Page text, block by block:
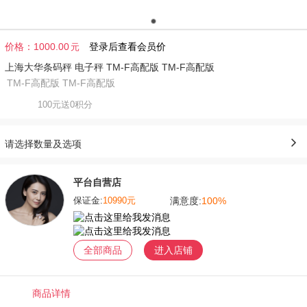
价格： 1000.00 元
登录后查看会员价
上海大华条码秤 电子秤 TM-F高配版 TM-F高配版
TM-F高配版 TM-F高配版
100元送0积分
请选择数量及选项
平台自营店
保证金:10990元 满意度:100%
全部商品 进入店铺
商品详情